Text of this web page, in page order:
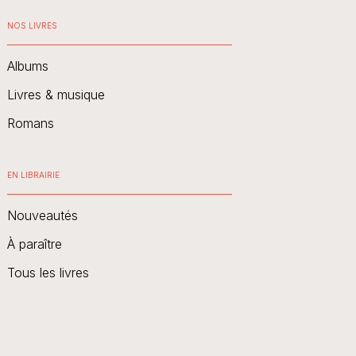
NOS LIVRES
Albums
Livres & musique
Romans
EN LIBRAIRIE
Nouveautés
À paraître
Tous les livres